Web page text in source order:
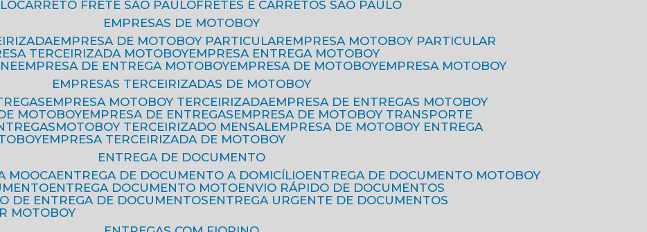
CARRETO FRETE SÃO PAULO
FRETES E CARRETOS SÃO PAULO
EMPRESAS DE MOTOBOY
EMPRESA DE MOTOBOY PARTICULAR
EMPRESA MOTOBOY PARTICULAR
TERCEIRIZADA MOTOBOY
EMPRESA ENTREGA MOTOBOY
EMPRESA DE ENTREGA MOTOBOY EMPRESA DE MOTOBOY
EMPRESA MOTOBOY
EMPRESAS TERCEIRIZADAS DE MOTOBOY
EMPRESA MOTOBOY TERCEIRIZADA
EMPRESA DE ENTREGAS MOTOBOY
MOTOBOY
EMPRESA DE ENTREGAS
EMPRESA DE MOTOBOY TRANSPORTE
MOTOBOY TERCEIRIZADO MENSAL
EMPRESA DE MOTOBOY ENTREGA
EMPRESA TERCEIRIZADA DE MOTOBOY
ENTREGA DE DOCUMENTO
MOOCA
ENTREGA DE DOCUMENTO A DOMICÍLIO
ENTREGA DE DOCUMENTO MOTOBOY
ENTREGA DOCUMENTO MOTO
ENVIO RÁPIDO DE DOCUMENTOS
DE ENTREGA DE DOCUMENTOS
ENTREGA URGENTE DE DOCUMENTOS
MOTOBOY